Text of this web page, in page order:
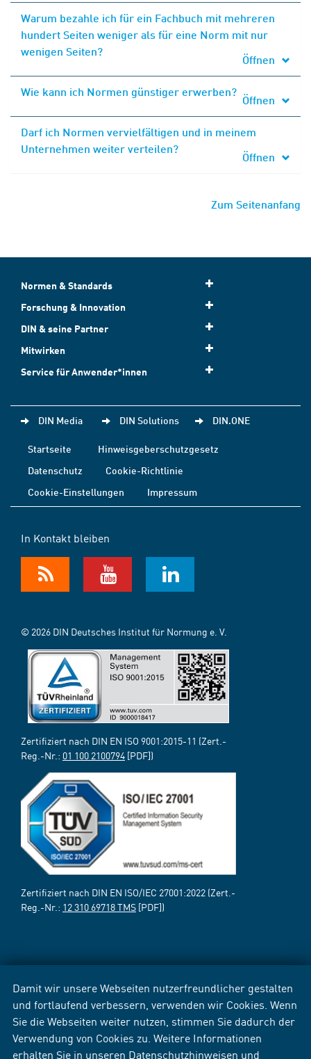
Damit wir unsere Webseiten nutzerfreundlicher gestalten
und fortlaufend verbessern, verwenden wir Cookies. Wenn
Sie die Webseiten weiter nutzen, stimmen Sie dadurch der
Verwendung von Cookies zu. Weitere Informationen
erhalten Sie in unseren Datenschutzhinweisen und
Warum bezahle ich für ein Fachbuch mit mehreren
hundert Seiten weniger als für eine Norm mit nur
wenigen Seiten?
Öffnen
Wie kann ich Normen günstiger erwerben?
Öffnen
Darf ich Normen vervielfältigen und in meinem
Unternehmen weiter verteilen?
Öffnen
Zum Seitenanfang
Normen & Standards
Forschung & Innovation
DIN & seine Partner
Mitwirken
Service für Anwender*innen
DIN Media DIN Solutions DIN.ONE
Startseite
Hinweisgeberschutzgesetz
Datenschutz
Cookie-Richtlinie
Cookie-Einstellungen
Impressum
In Kontakt bleiben
© 2026 DIN Deutsches Institut für Normung e. V.
Zertifiziert nach DIN EN ISO 9001:2015-11 (Zert.-
Reg.-Nr.: 01 100 2100794 [PDF])
Zertifiziert nach DIN EN ISO/IEC 27001:2022 (Zert.-
Reg.-Nr.: 12 310 69718 TMS [PDF])